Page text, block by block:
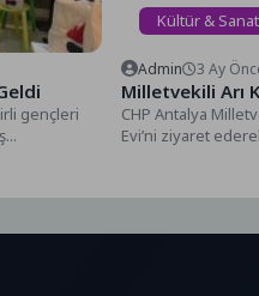
gençleri
Kültür & Sanat
Admin 3 Ay
Milletvekili Arı
CHP Antalya
Evi’ni ziyaret